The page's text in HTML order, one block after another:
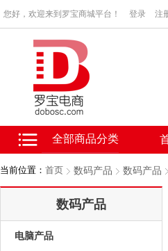
您好，欢迎来到罗宝商城平台！ 登录 注
全部商品分类
当前位置： 首页 数码产品 数码产品
数码产品
电脑产品